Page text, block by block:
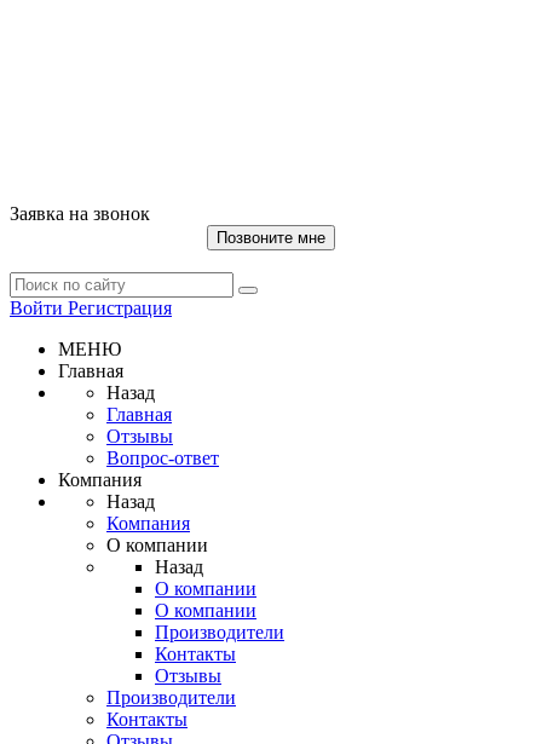
Заявка на звонок
Позвоните мне
Войти Регистрация
МЕНЮ
Главная
Назад
Главная
Отзывы
Вопрос-ответ
Компания
Назад
Компания
О компании
Назад
О компании
О компании
Производители
Контакты
Отзывы
Производители
Контакты